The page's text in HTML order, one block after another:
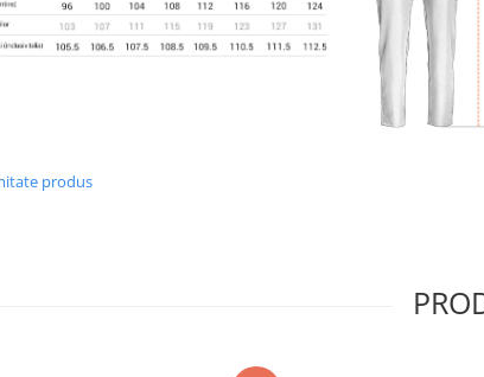
produs